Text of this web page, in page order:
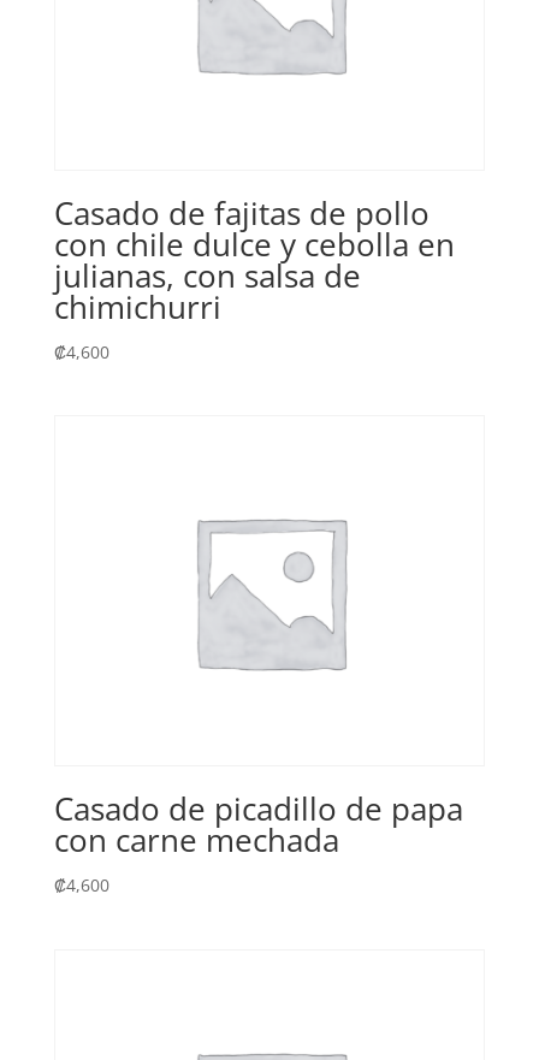
Casado de fajitas de pollo
con chile dulce y cebolla en
julianas, con salsa de
chimichurri
₡4,600
Casado de picadillo de papa
con carne mechada
₡4,600